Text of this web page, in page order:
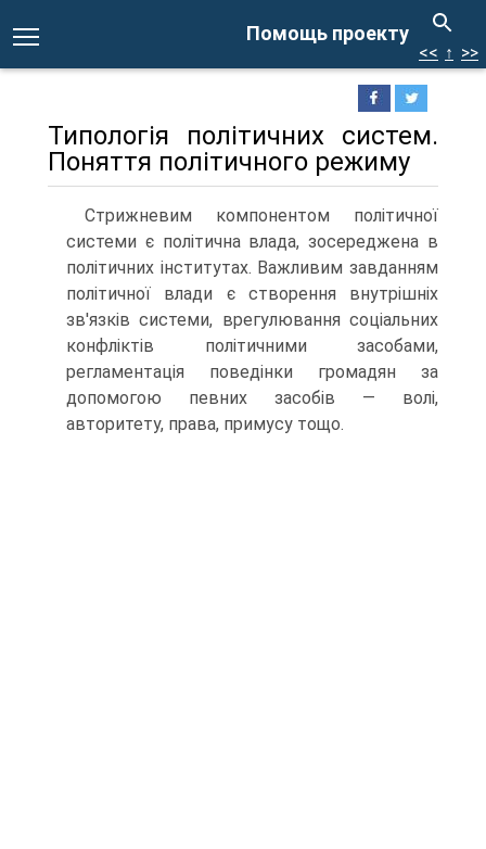
Помощь проекту
<< ↑ >>
Типологія політичних систем.
Поняття політичного режиму
Стрижневим компонентом політичної
системи є політична влада, зосереджена в
політичних інститутах. Важливим завданням
політичної влади є створення внутрішніх
зв'язків системи, врегулювання соціальних
конфліктів політичними засобами,
регламентація поведінки громадян за
допомогою певних засобів — волі,
авторитету, права, примусу тощо.